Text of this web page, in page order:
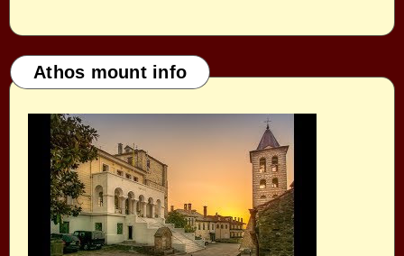
Athos mount info